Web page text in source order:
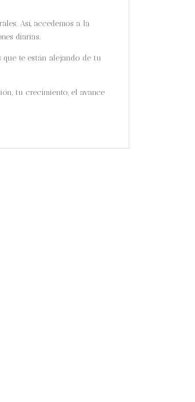
Así, accedemos a la
diarias.
te están alejando de tu
tu crecimiento, el avance